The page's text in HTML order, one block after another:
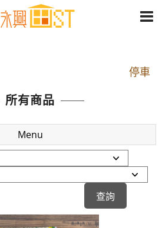
停車
站 2 號出口】往中山路1段139
加Line好友 請親愛的客戶加入
LINE官方帳號@a0975005573
永平路路口(樂華夜市口)門口可
停車
站 2 號出口】往中山路1段139
號約10分鐘
所有商品
Menu